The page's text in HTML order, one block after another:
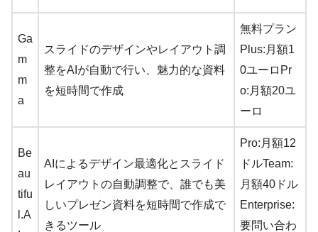
Ga
m
m
a
スライドのデザインやレイアウト調
整をAIが自動で行い、魅力的な資料
を短時間で作成
無料プラン
Plus:月額1
0ユーロPr
o:月額20ユ
ーロ
Be
au
tifu
l.A
AIによるデザイン最適化とスライド
レイアウトの自動調整で、誰でも美
しいプレゼン資料を短時間で作成で
きるツール
Pro:月額12
ドルTeam:
月額40ドル
Enterprise:
要問い合わ